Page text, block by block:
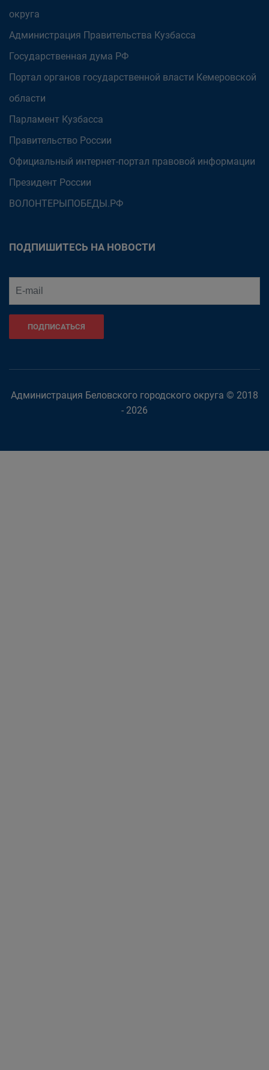
округа
Администрация Правительства Кузбасса
Государственная дума РФ
Портал органов государственной власти Кемеровской
области
Парламент Кузбасса
Правительство России
Официальный интернет-портал правовой информации
Президент России
ВОЛОНТЕРЫПОБЕДЫ.РФ
ПОДПИШИТЕСЬ НА НОВОСТИ
ПОДПИСАТЬСЯ
Администрация Беловского городского округа © 2018
- 2026